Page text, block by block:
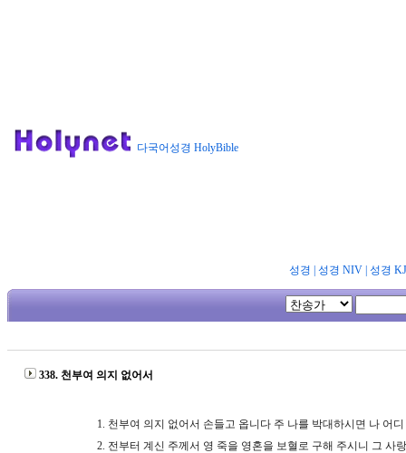
다국어성경 HolyBible
성경 성경 NIV| 성경
338. 천부여 의지 없어서
1. 천부여 의지 없어서 손들고 옵니다 주 나를 박대하시면 나 어
2. 전부터 계신 주께서 영 죽을 영혼을 보혈로 구해 주시니 그 사